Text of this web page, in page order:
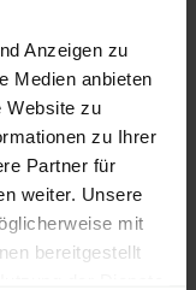
Anzeigen zu
Medien anbieten
Website zu
zu Ihrer
Partner für
weiter. Unsere
mit
bereitgestellt
Mai
2026
in Deutschland
-Seite